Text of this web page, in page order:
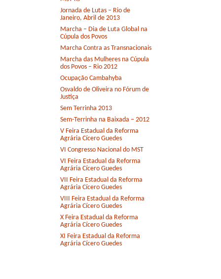
Jornada de Lutas – Rio de
Janeiro, Abril de 2013
Marcha – Dia de Luta Global na
Cúpula dos Povos
Marcha Contra as Transnacionais
Marcha das Mulheres na Cúpula
dos Povos – Rio 2012
Ocupação Cambahyba
Osvaldo de Oliveira no Fórum de
Justiça
Sem Terrinha 2013
Sem-Terrinha na Baixada – 2012
V Feira Estadual da Reforma
Agrária Cícero Guedes
VI Congresso Nacional do MST
VI Feira Estadual da Reforma
Agrária Cícero Guedes
VII Feira Estadual da Reforma
Agrária Cícero Guedes
VIII Feira Estadual da Reforma
Agrária Cícero Guedes
X Feira Estadual da Reforma
Agrária Cícero Guedes
XI Feira Estadual da Reforma
Agrária Cícero Guedes